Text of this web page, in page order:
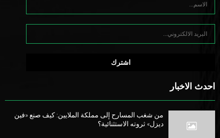
احدث الاخبار
من شغب المسارح إلى مملكة الملايين: كيف صنع «فين
ديزل» ثروته الاستثنائية؟